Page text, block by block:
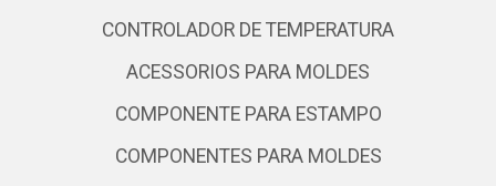
CONTROLADOR DE TEMPERATURA
ACESSORIOS PARA MOLDES
COMPONENTE PARA ESTAMPO
COMPONENTES PARA MOLDES